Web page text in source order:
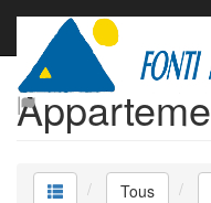
Location
Tous